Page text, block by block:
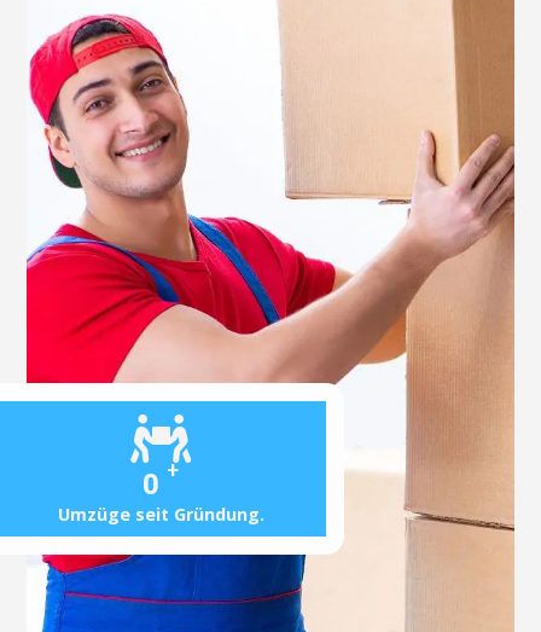
0 +
Umzüge seit Gründung.